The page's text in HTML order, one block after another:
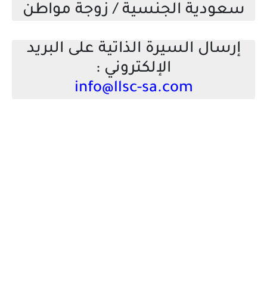
سعودية الجنسية / زوجة مواطن
إرسال السيرة الذاتية على البريد
الإلكتروني :
info@llsc-sa.com